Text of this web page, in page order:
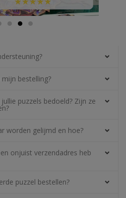
bestelling?
puzzels bedoeld? Zijn ze
worden gelijmd en hoe?
onjuist verzendadres heb
puzzel bestellen?